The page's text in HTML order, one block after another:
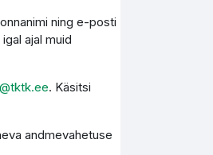
ning e-posti
ajal muid
. Käsitsi
andmevahetuse